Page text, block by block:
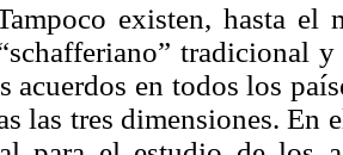
existen, hasta el
tradicional
acuerdos en todos los
las tres dimensiones. En